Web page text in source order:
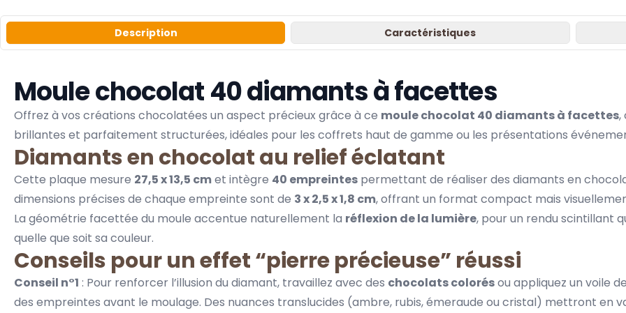
Description Caractéristiques
Moule chocolat 40 diamants à facettes
Offrez à vos créations chocolatées un aspect précieux grâce à ce moule chocolat 40 diamants à facettes,
brillantes et parfaitement structurées, idéales pour les coffrets haut de gamme ou les présentations
Diamants en chocolat au relief éclatant
Cette plaque mesure 27,5 x 13,5 cmet intègre 40 empreintes permettant de réaliser des diamants en
dimensions précises de chaque empreinte sont de 3 x 2,5 x 1,8 cm, offrant un format compact mais
La géométrie facettée du moule accentue naturellement la réflexion de la lumière, pour un rendu scintillant
quelle que soit sa couleur.
Conseils pour un effet “pierre précieuse” réussi
Conseil n°1 : Pour renforcer l’illusion du diamant, travaillez avec des chocolats colorésou appliquez un voile
des empreintes avant le moulage. Des nuances translucides (ambre, rubis, émeraude ou cristal) mettront en